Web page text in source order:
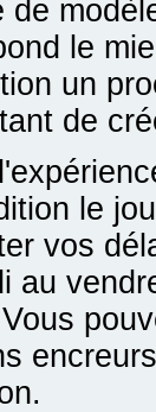
de
le
un
de
le
vos
au